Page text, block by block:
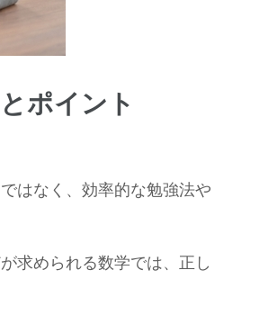
ポイント
はなく、効率的な勉強法や
求められる数学では、正し